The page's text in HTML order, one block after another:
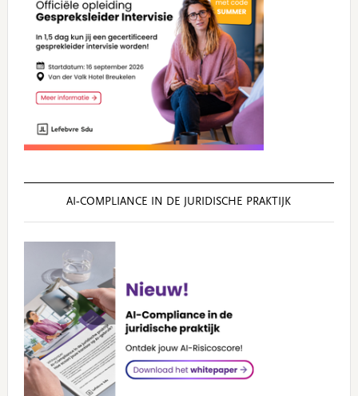
AI‑COMPLIANCE IN DE JURIDISCHE PRAKTIJK